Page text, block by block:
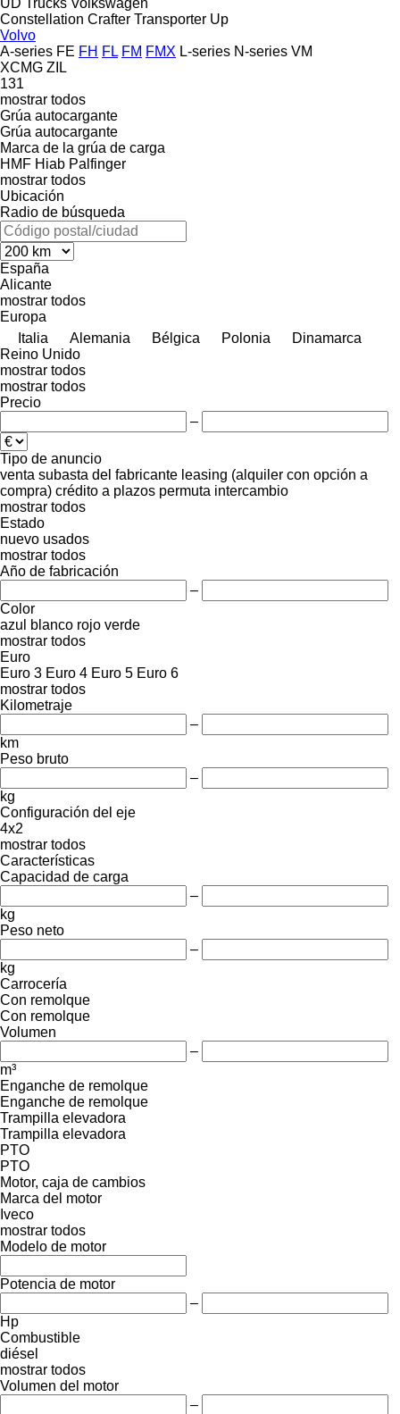
Constellation Crafter Transporter Up
Volvo
A-series FE FH FL FM FMX L-series N-series VM
XCMG ZIL
131
mostrar todos
Grúa autocargante
Grúa autocargante
Marca de la grúa de carga
HMF Hiab Palfinger
mostrar todos
Ubicación
Radio de búsqueda
España
Alicante
mostrar todos
Europa
Italia
Alemania Bélgica Polonia
Dinamarca
Reino Unido
mostrar todos
mostrar todos
Precio
–
Tipo de anuncio
venta subasta del fabricante leasing (alquiler con opción a
compra) crédito a plazos permuta intercambio
mostrar todos
Estado
nuevo usados
mostrar todos
Año de fabricación
–
Color
azul
blanco rojo verde
mostrar todos
Euro
Euro 3 Euro 4 Euro 5 Euro 6
mostrar todos
Kilometraje
–
km
Peso bruto
–
kg
Configuración del eje
4x2
mostrar todos
Características
Capacidad de carga
–
kg
Peso neto
–
kg
Carrocería
Con remolque
Con remolque
Volumen
–
m³
Enganche de remolque
Enganche de remolque
Trampilla elevadora
Trampilla elevadora
PTO
PTO
Motor, caja de cambios
Marca del motor
Iveco
mostrar todos
Modelo de motor
Potencia de motor
–
Hp
Combustible
diésel
mostrar todos
Volumen del motor
–